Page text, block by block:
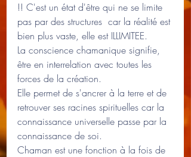
!! C'est un état d'être qui ne se limite
pas par des structures  car la réalité est
bien plus vaste, elle est ILLIMITEE.
La conscience chamanique signifie,
être en interrelation avec toutes les
forces de la création.
Elle permet de s'ancrer à la terre et de
retrouver ses racines spirituelles car la
connaissance universelle passe par la
connaissance de soi.
Chaman est une fonction à la fois de